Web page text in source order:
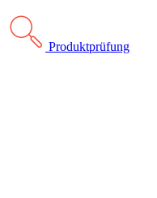
Produktprüfung